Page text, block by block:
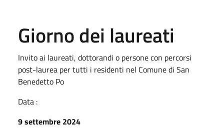
Giorno dei laureati
Invito ai laureati, dottorandi o persone con percorsi
post-laurea per tutti i residenti nel Comune di San
Benedetto Po
Data :
9 settembre 2024